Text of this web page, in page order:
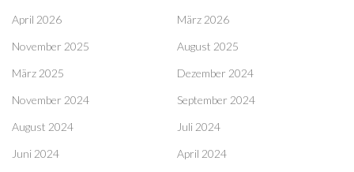
April 2026
März 2026
November 2025
August 2025
März 2025
Dezember 2024
November 2024
September 2024
August 2024
Juli 2024
Juni 2024
April 2024